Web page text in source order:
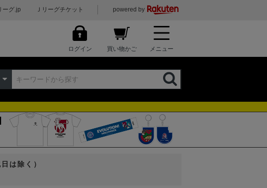
ーグ.jp Ｊリーグチケット powered by
ログイン 買い物かご メニュー
は除く）